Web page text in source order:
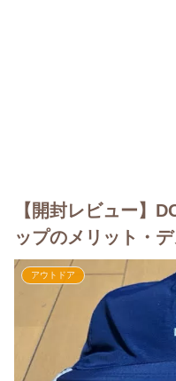
【開封レビュー】
ップのメリット・
アウトドア